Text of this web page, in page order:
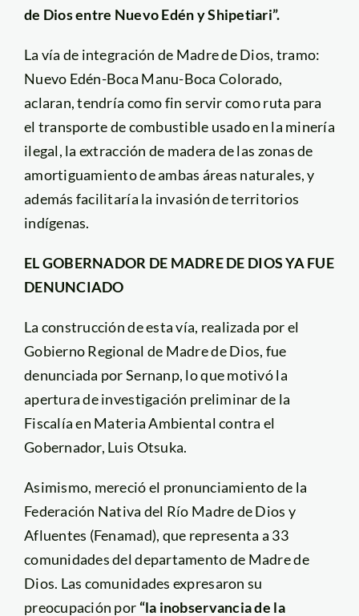
de Dios entre Nuevo Edén y Shipetiari”.
La vía de integración de Madre de Dios, tramo:
Nuevo Edén-Boca Manu-Boca Colorado,
aclaran, tendría como fin servir como ruta para
el transporte de combustible usado en la minería
ilegal, la extracción de madera de las zonas de
amortiguamiento de ambas áreas naturales, y
además facilitaría la invasión de territorios
indígenas.
EL GOBERNADOR DE MADRE DE DIOS YA FUE
DENUNCIADO
La construcción de esta vía, realizada por el
Gobierno Regional de Madre de Dios, fue
denunciada por Sernanp, lo que motivó la
apertura de investigación preliminar de la
Fiscalía en Materia Ambiental contra el
Gobernador, Luis Otsuka.
Asimismo, mereció el pronunciamiento de la
Federación Nativa del Río Madre de Dios y
Afluentes (Fenamad), que representa a 33
comunidades del departamento de Madre de
Dios. Las comunidades expresaron su
preocupación por “la inobservancia de la